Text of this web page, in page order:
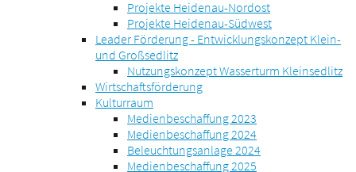
Projekte Heidenau-Nordost
Projekte Heidenau-Südwest
Leader Förderung - Entwicklungskonzept Klein-
und Großsedlitz
Nutzungskonzept Wasserturm Kleinsedlitz
Wirtschaftsförderung
Kulturraum
Medienbeschaffung 2023
Medienbeschaffung 2024
Beleuchtungsanlage 2024
Medienbeschaffung 2025